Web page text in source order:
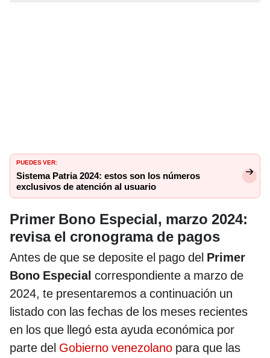
PUEDES VER:
Sistema Patria 2024: estos son los números
exclusivos de atención al usuario
Primer Bono Especial, marzo 2024:
revisa el cronograma de pagos
Antes de que se deposite el pago del Primer
Bono Especial correspondiente a marzo de
2024, te presentaremos a continuación un
listado con las fechas de los meses recientes
en los que llegó esta ayuda económica por
parte del Gobierno venezolano para que las